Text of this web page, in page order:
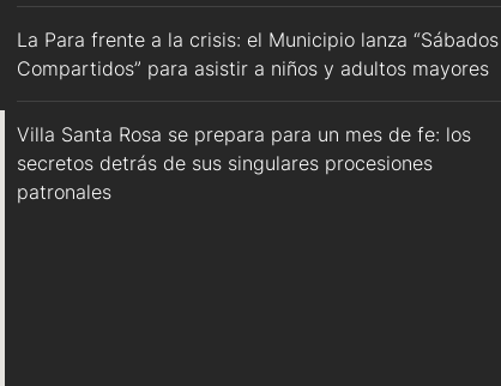
La Para frente a la crisis: el Municipio lanza “Sábados
Compartidos” para asistir a niños y adultos mayores
Villa Santa Rosa se prepara para un mes de fe: los
secretos detrás de sus singulares procesiones
patronales